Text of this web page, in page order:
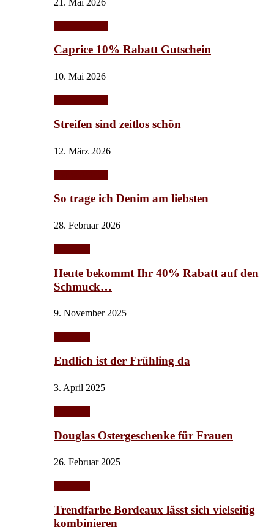
Caprice 10% Rabatt Gutschein
10. Mai 2026
Streifen sind zeitlos schön
12. März 2026
So trage ich Denim am liebsten
28. Februar 2026
Heute bekommt Ihr 40% Rabatt auf den
Schmuck…
9. November 2025
Endlich ist der Frühling da
3. April 2025
Douglas Ostergeschenke für Frauen
26. Februar 2025
Trendfarbe Bordeaux lässt sich vielseitig
kombinieren